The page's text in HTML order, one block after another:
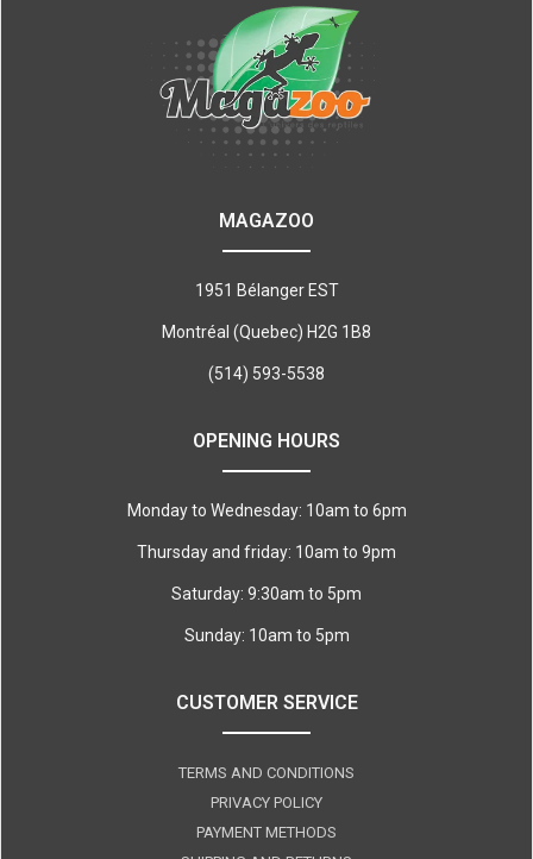
MAGAZOO
1951 Bélanger EST
Montréal (Quebec) H2G 1B8
(514) 593-5538
OPENING HOURS
Monday to Wednesday: 10am to 6pm
Thursday and friday: 10am to 9pm
Saturday: 9:30am to 5pm
Sunday: 10am to 5pm
CUSTOMER SERVICE
TERMS AND CONDITIONS
PRIVACY POLICY
PAYMENT METHODS